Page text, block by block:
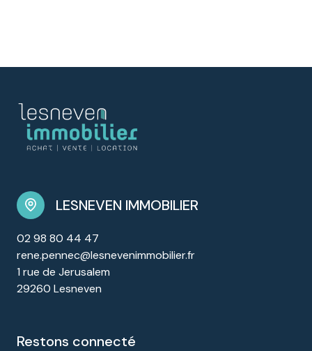
LESNEVEN IMMOBILIER
02 98 80 44 47
rene.pennec@lesnevenimmobilier.fr
1 rue de Jerusalem
29260 Lesneven
restons connecté